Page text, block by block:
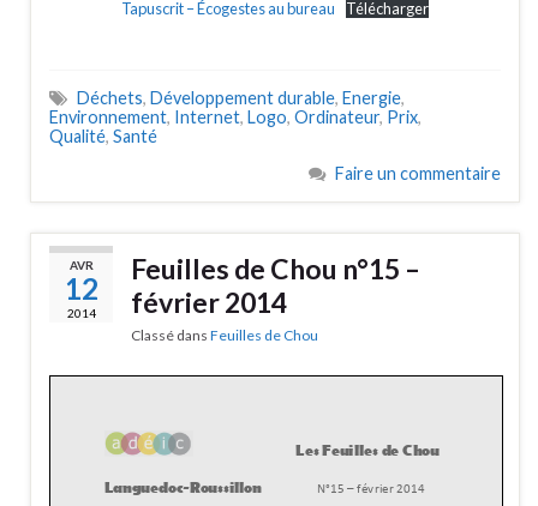
Tapuscrit – Écogestes au bureau Télécharger
Déchets, Développement durable, Energie,
Environnement, Internet, Logo, Ordinateur, Prix,
Qualité, Santé
Faire un commentaire
AVR
12
2014
Feuilles de Chou n°15 –
février 2014
Classé dans Feuilles de Chou